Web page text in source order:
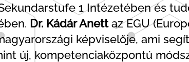
1 Intézetében és
Dr. Kádár Anettaz EGU
képviselője, ami
új, kompetenciaközpontú